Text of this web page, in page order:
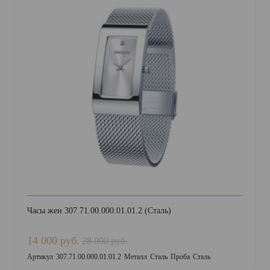
Часы жен 307.71.00.000.01.01.2 (Сталь)
14 000 руб. 28 000 руб.
Артикул 307.71.00.000.01.01.2 Металл Сталь Проба Сталь